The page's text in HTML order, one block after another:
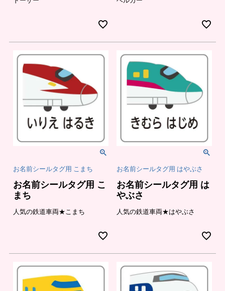
お名前シールタグ用 こまち
お名前シールタグ用 こ
まち
人気の鉄道車両★こまち
お名前シールタグ用 はやぶさ
お名前シールタグ用 は
やぶさ
人気の鉄道車両★はやぶさ